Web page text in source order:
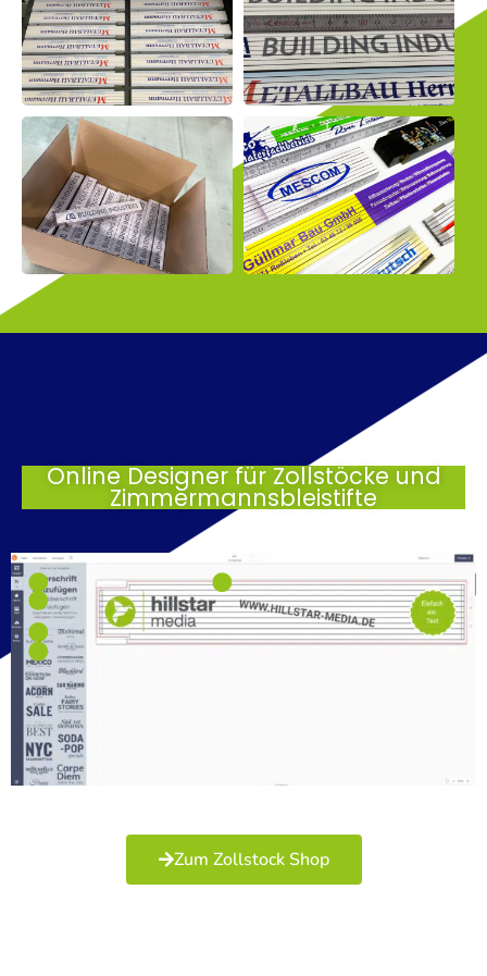
Online Designer für Zollstöcke und
Zimmermannsbleistifte
Zum Zollstock Shop